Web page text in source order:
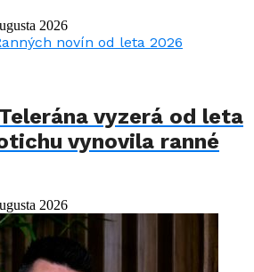
2026
vyzerá od leta
vynovila ranné
2026